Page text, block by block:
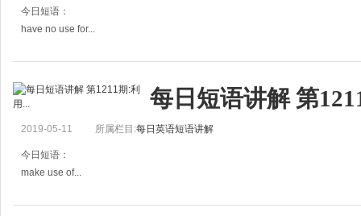
不要把任何可能有用
今日短语：
have no use for...
例句：
I have no use for this old sweater.
He has no use for such a thing.
他讨厌这样的事情。
每日短语讲解 第
2019-05-11 所属栏目:每日英语短语讲解
今日短语：
make use of...